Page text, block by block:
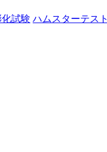
試験 ハムスターテスト